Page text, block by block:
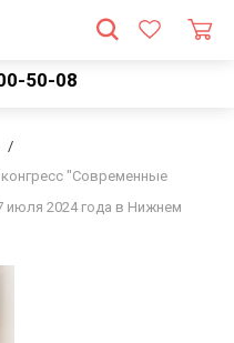
50-08
"Современные
июля 2024 года в Нижнем